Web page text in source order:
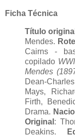
Ficha Técnica
Título
Mendes.
Cairns -
copilado
Mendes
Dean-
Mays,
Firth,
Drama.
Original :
Deakins.